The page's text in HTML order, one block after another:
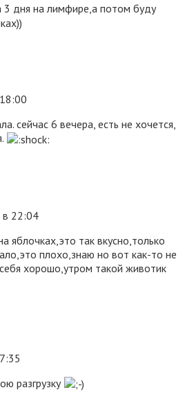
3 дня на лимфире,а потом буду
сейчас 6 вечера, есть не хочется,
22:04
яблочках,это так вкусно,только
плохо,знаю но вот как-то не
хорошо,утром такой животик
разгрузку